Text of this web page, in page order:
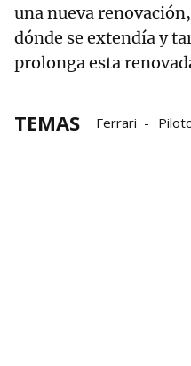
una nueva
dónde se extendía y
prolonga esta
TEMAS Ferrari